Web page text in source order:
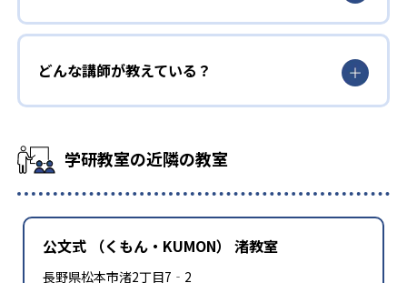
どんな講師が教えている？
学研教室の近隣の教室
公文式 （くもん・KUMON） 渚教室
長野県松本市渚2丁目7‐2